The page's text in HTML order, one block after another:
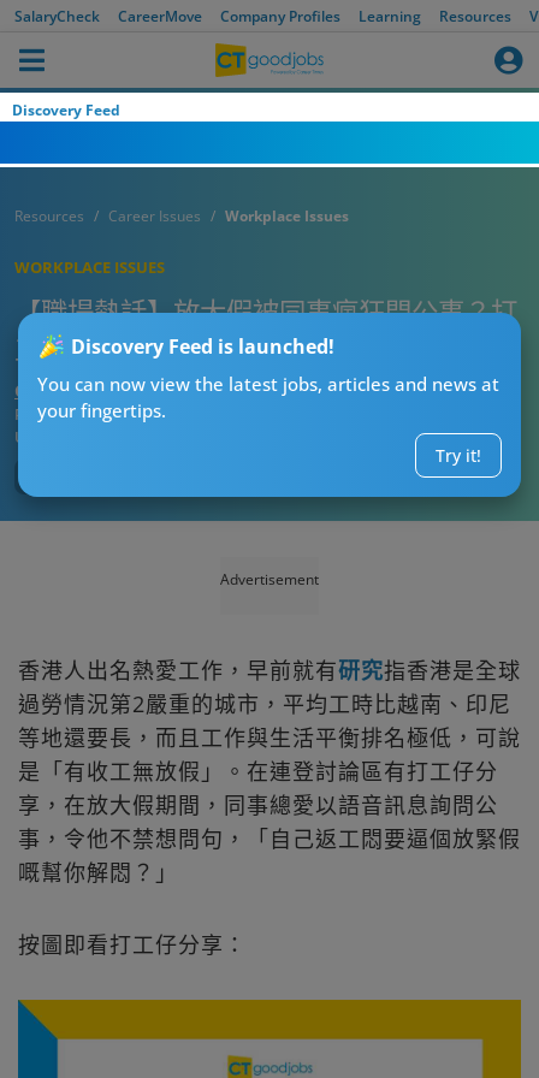
SalaryCheck CareerMove Company Profiles Learning Resources
Discovery Feed
Discovery Feed is launched!
You can now view the latest jobs, articles and news at
your fingertips.
Try it!
Resources Career Issues Workplace Issues
WORKPLACE ISSUES
【職場熱話】放大假被同事瘋狂問公事？打
工仔崩潰：仲要錄語音訊息
CTgoodjobs’ Editor
Published:2024-03-13
Updated:
Advertisement
香港人出名熱愛工作，早前就有研究指香港是全球
過勞情況第2嚴重的城市，平均工時比越南、印尼
等地還要長，而且工作與生活平衡排名極低，可說
是「有收工無放假」。在連登討論區有打工仔分
享，在放大假期間，同事總愛以語音訊息詢問公
事，令他不禁想問句，「自己返工悶要逼個放緊假
嘅幫你解悶？」
按圖即看打工仔分享：